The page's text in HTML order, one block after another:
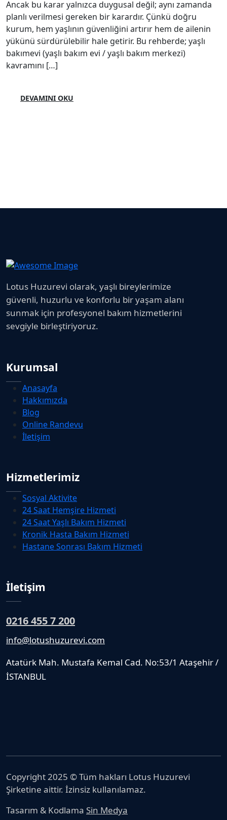
Ancak bu karar yalnızca duygusal değil; aynı zamanda
planlı verilmesi gereken bir karardır. Çünkü doğru
kurum, hem yaşlının güvenliğini artırır hem de ailenin
yükünü sürdürülebilir hale getirir. Bu rehberde; yaşlı
bakımevi (yaşlı bakım evi / yaşlı bakım merkezi)
kavramını […]
DEVAMINI OKU
Lotus Huzurevi olarak, yaşlı bireylerimize
güvenli, huzurlu ve konforlu bir yaşam alanı
sunmak için profesyonel bakım hizmetlerini
sevgiyle birleştiriyoruz.
Kurumsal
Anasayfa
Hakkımızda
Blog
Online Randevu
İletişim
Hizmetlerimiz
Sosyal Aktivite
24 Saat Hemşire Hizmeti
24 Saat Yaşlı Bakım Hizmeti
Kronik Hasta Bakım Hizmeti
Hastane Sonrası Bakım Hizmeti
İletişim
0216 455 7 200
info@lotushuzurevi.com
Atatürk Mah. Mustafa Kemal Cad. No:53/1 Ataşehir /
İSTANBUL
Copyright 2025 © Tüm hakları Lotus Huzurevi
Şirketine aittir. İzinsiz kullanılamaz.
Tasarım & Kodlama Sin Medya